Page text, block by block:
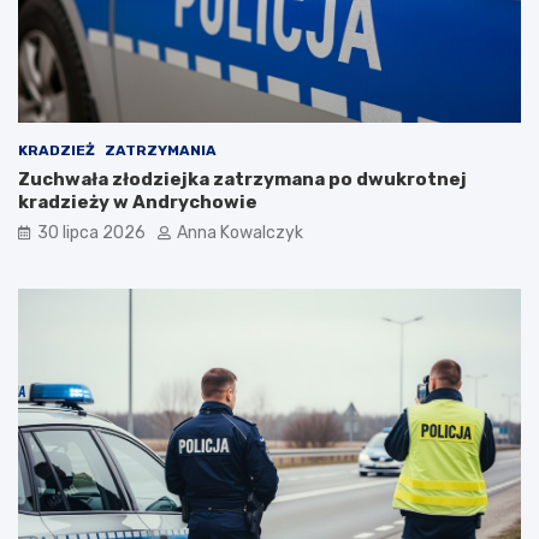
i
p
o
p
a
n
d
e
m
i
KRADZIEŻ ZATRZYMANIA
Zuchwała złodziejka zatrzymana po dwukrotnej
kradzieży w Andrychowie
30 lipca 2026 Anna Kowalczyk